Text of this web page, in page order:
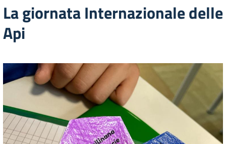
La giornata Internazionale delle
Api